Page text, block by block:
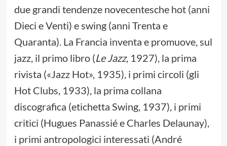
due grandi tendenze novecentesche hot (anni
Dieci e Venti) e swing (anni Trenta e
Quaranta). La Francia inventa e promuove, sul
jazz, il primo libro (Le Jazz, 1927), la prima
rivista («Jazz Hot», 1935), i primi circoli (gli
Hot Clubs, 1933), la prima collana
discografica (etichetta Swing, 1937), i primi
critici (Hugues Panassié e Charles Delaunay),
i primi antropologici interessati (André